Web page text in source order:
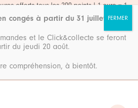
offerts tous les 200 points ! 1 euro = 1
Bain & soins
congés à partir du 31 juillet
et le Click&collecte se feront
du jeudi 20 août.
compréhension, à bientôt.